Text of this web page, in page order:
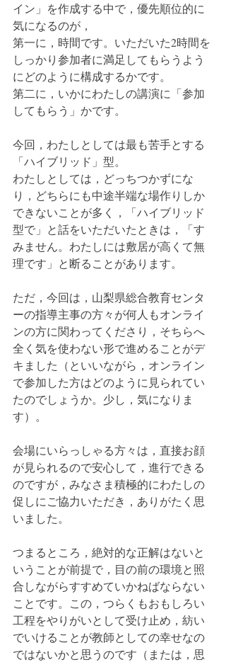
イン」を作成する中で，優先順位的に
気になるのが，
第一に，時間です。いただいた2時間を
しっかり参加者に満足してもらうよう
にどのように構成するかです。
第二に，いかにわたしの講演に「参加
してもらう」かです。
今回，わたしとしては最も苦手とする
「ハイブリッド」型。
わたしとしては，どっちつかずにな
り，どちらにも中途半端な場作りしか
できないことが多く，「ハイブリッド
型で」と話をいただいたときは，「す
みません。わたしには敷居が高くて無
理です」と断ることがあります。
ただ，今回は，山梨県総合教育センタ
ーの指導主事の方々が何人もオンライ
ンの方に関わってくださり，そちらへ
全く気を使わない形で進めることがデ
キました（といいながら，オンライン
で参加した方はどのように見られてい
たのでしょうか。少し，気になりま
す）。
会場にいらっしゃる方々は，直接お顔
が見られるので安心して，進行できる
のですが，みなさま積極的にわたしの
促しにご協力いただき，ありがたく思
いました。
つまるところ，絶対的な正解はないと
いうことが前提で，目の前の環境と照
合しながらすすめていかねばならない
ことです。この，つらくもおもしろい
工程をやりがいとして受け止め，紡い
でいけることが教師としての幸せなの
ではないかと思うのです（または，思